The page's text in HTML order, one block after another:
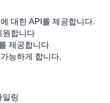
대한 API를 제공합니다.
원합니다
제공합니다
능하게 합니다.
일링